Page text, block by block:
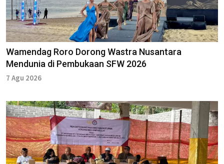
Wamendag Roro Dorong Wastra Nusantara
Mendunia di Pembukaan SFW 2026
7 Agu 2026